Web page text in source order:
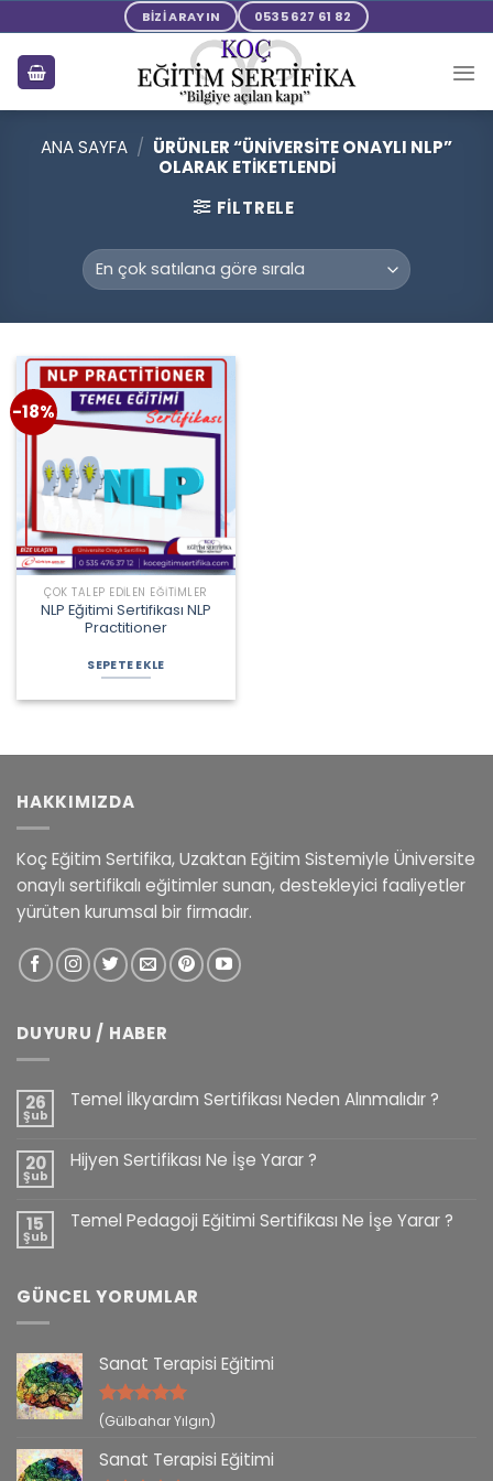
to
content
BİZİ ARAYIN 0535 627 61 82
ANA SAYFA / ÜRÜNLER “ÜNIVERSITE ONAYLI NLP”
OLARAK ETIKETLENDI
FILTRELE
-18%
ÇOK TALEP EDILEN EĞITIMLER
NLP Eğitimi Sertifikası NLP
Practitioner
fiyat:
2.200,00 ₺.
andaki
fiyat:
1.800,00 ₺.
SEPETE EKLE
HAKKIMIZDA
Koç Eğitim Sertifika, Uzaktan Eğitim Sistemiyle Üniversite
onaylı sertifikalı eğitimler sunan, destekleyici faaliyetler
yürüten kurumsal bir firmadır.
DUYURU / HABER
26
Şub
Temel İlkyardım Sertifikası Neden Alınmalıdır ?
20
Şub
Hijyen Sertifikası Ne İşe Yarar ?
15
Şub
Temel Pedagoji Eğitimi Sertifikası Ne İşe Yarar ?
GÜNCEL YORUMLAR
Sanat Terapisi Eğitimi
5 üzerinden
(Gülbahar Yılgın)
Sanat Terapisi Eğitimi